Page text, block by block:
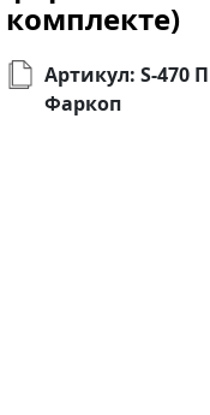
комплекте)
Артикул: S-470
Фаркоп